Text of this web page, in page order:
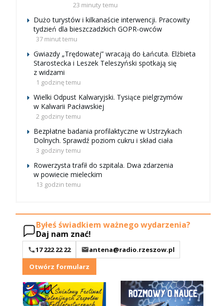
23 minuty temu
Dużo turystów i kilkanaście interwencji. Pracowity
tydzień dla bieszczadzkich GOPR-owców
37 minut temu
Gwiazdy „Trędowatej” wracają do Łańcuta. Elżbieta
Starostecka i Leszek Teleszyński spotkają się
z widzami
1 godzinę temu
Wielki Odpust Kalwaryjski. Tysiące pielgrzymów
w Kalwarii Pacławskiej
2 godziny temu
Bezpłatne badania profilaktyczne w Ustrzykach
Dolnych. Sprawdź poziom cukru i skład ciała
3 godziny temu
Rowerzysta trafił do szpitala. Dwa zdarzenia
w powiecie mieleckim
13 godzin temu
Byłeś świadkiem ważnego wydarzenia?
Daj nam znać!
17 222 22 22
antena@radio.rzeszow.pl
Otwórz formularz